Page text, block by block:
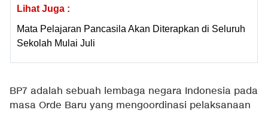
Lihat Juga :
Mata Pelajaran Pancasila Akan Diterapkan di Seluruh
Sekolah Mulai Juli
BP7 adalah sebuah lembaga negara Indonesia pada
masa Orde Baru yang mengoordinasi pelaksanaan